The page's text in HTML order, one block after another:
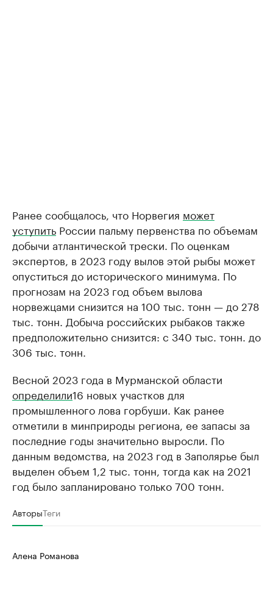
Ранее сообщалось, что Норвегия может
уступить России пальму первенства по объемам
добычи атлантической трески. По оценкам
экспертов, в 2023 году вылов этой рыбы может
опуститься до исторического минимума. По
прогнозам на 2023 год объем вылова
норвежцами снизится на 100 тыс. тонн — до 278
тыс. тонн. Добыча российских рыбаков также
предположительно снизится: с 340 тыс. тонн. до
306 тыс. тонн.
Весной 2023 года в Мурманской области
определили16 новых участков для
промышленного лова горбуши. Как ранее
отметили в минприроды региона, ее запасы за
последние годы значительно выросли. По
данным ведомства, на 2023 год в Заполярье был
выделен объем 1,2 тыс. тонн, тогда как на 2021
год было запланировано только 700 тонн.
АвторыТеги
Алена Романова